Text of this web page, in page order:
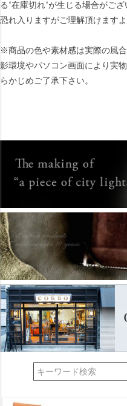
る”在庫切れ”が生じる場合がござ
恐れ入りますがご理解頂けます
※商品の色や素材感は実際の風
影環境やパソコン画面により実
らかじめご了承下さい。